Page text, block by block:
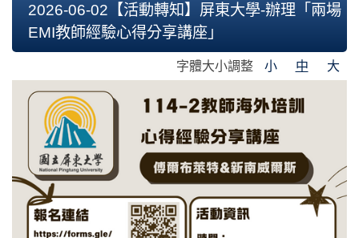
2026-06-02【活動轉知】屏東大學-辦理「兩場
EMI教師經驗心得分享講座」
字體大小調整 小 中 大